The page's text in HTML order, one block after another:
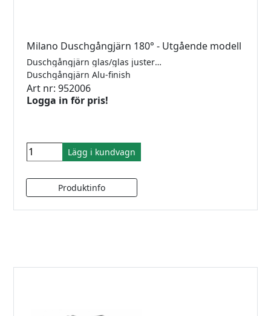
Milano Duschgångjärn 180° - Utgående modell
Duschgångjärn glas/glas justerbara med rundad och fasad kant. Mässing gångjärn till 6-12mm´s glas. Självstängande. Justerbar vinkel. Max 40kg/par.
Duschgångjärn Alu-finish
Art nr: 952006
Logga in för pris!
Lägg i kundvagn